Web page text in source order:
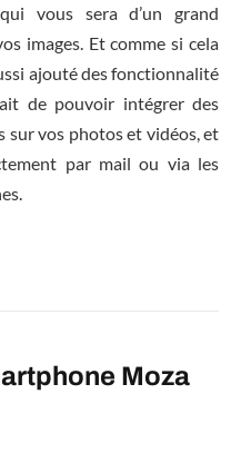
vous sera d’un grand
images. Et comme si cela
ajouté des fonctionnalité
de pouvoir intégrer des
vos photos et vidéos, et
par mail ou via les
Moza